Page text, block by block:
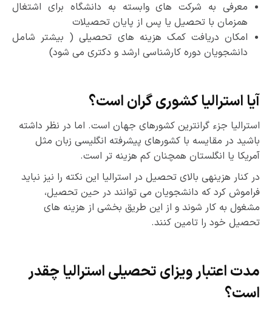
معرفی به شرکت­ های وابسته به دانشگاه برای اشتغال
همزمان با تحصیل یا پس از پایان تحصیلات
امکان دریافت کمک هزینه­ های تحصیلی ( بیشتر شامل
دانشجویان دوره کارشناسی ارشد و دکتری می­ شود)
آیا استرالیا کشوری گران است؟
استرالیا جزء گران­ترین کشورهای جهان است. اما در نظر داشته
باشید در مقایسه با کشورهای پیشرفته­ انگلیسی زبان مثل
آمریکا یا انگلستان هم­چنان کم هزینه ­تر است.
در کنار هزینهی بالای تحصیل در استرالیا این نکته را نیز نباید
فراموش کرد که دانشجویان می­ توانند در حین تحصیل،
مشغول به کار شوند و از این طریق بخشی از هزینه­ های
تحصیل خود را تامین کنند.
مدت اعتبار ویزای تحصیلی استرالیا چقدر
است؟